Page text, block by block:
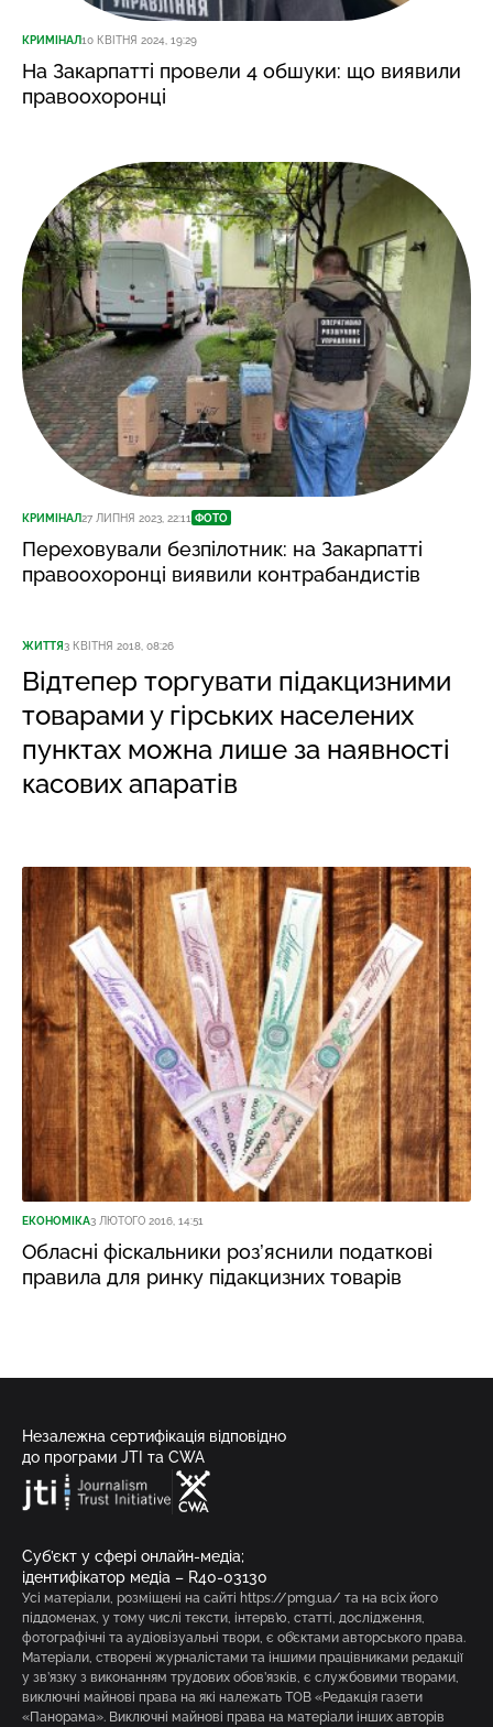
КРИМІНАЛ10 КВІТНЯ 2024, 19:29
На Закарпатті провели 4 обшуки: що виявили
правоохоронці
КРИМІНАЛ27 ЛИПНЯ 2023, 22:11 ФОТО
Переховували безпілотник: на Закарпатті
правоохоронці виявили контрабандистів
ЖИТТЯ3 КВІТНЯ 2018, 08:26
Відтепер торгувати підакцизними
товарами у гірських населених
пунктах можна лише за наявності
касових апаратів
ЕКОНОМІКА3 ЛЮТОГО 2016, 14:51
Обласні фіскальники роз’яснили податкові
правила для ринку підакцизних товарів
Незалежна сертифікація відповідно
до програми JTI та CWA
Суб’єкт у сфері онлайн-медіа;
ідентифікатор медіа – R40-03130
Усі матеріали, розміщені на сайті https://pmg.ua/ та на всіх його
піддоменах, у тому числі тексти, інтерв’ю, статті, дослідження,
фотографічні та аудіовізуальні твори, є об’єктами авторського права.
Матеріали, створені журналістами та іншими працівниками редакції
у зв’язку з виконанням трудових обов’язків, є службовими творами,
виключні майнові права на які належать ТОВ «Редакція газети
«Панорама». Виключні майнові права на матеріали інших авторів